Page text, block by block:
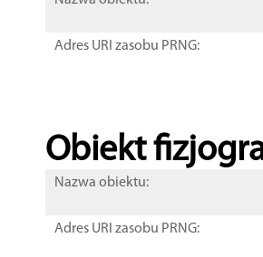
Adres URI zasobu PRNG:
Obiekt
Nazwa obiektu:
Adres URI zasobu PRNG: